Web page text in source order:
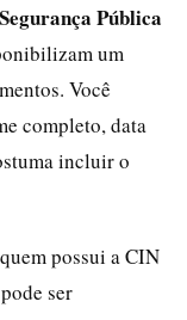
Pública
um
Você
completo, data
incluir o
possui a CIN
ser